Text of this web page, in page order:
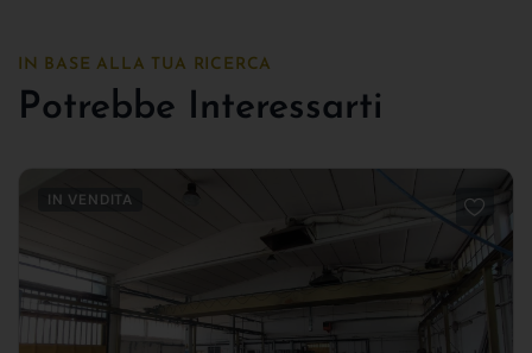
IN BASE ALLA TUA RICERCA
Potrebbe Interessarti
IN VENDITA